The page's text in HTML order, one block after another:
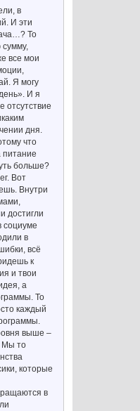
в
И эти
То
сумму,
все мои
Я могу
И я
отсутствие
дня.
что
питание
больше?
Вот
Внутри
достигли
социуме
в
всё
к
и твои
а
То
каждый
выше –
Мы то
которые
в